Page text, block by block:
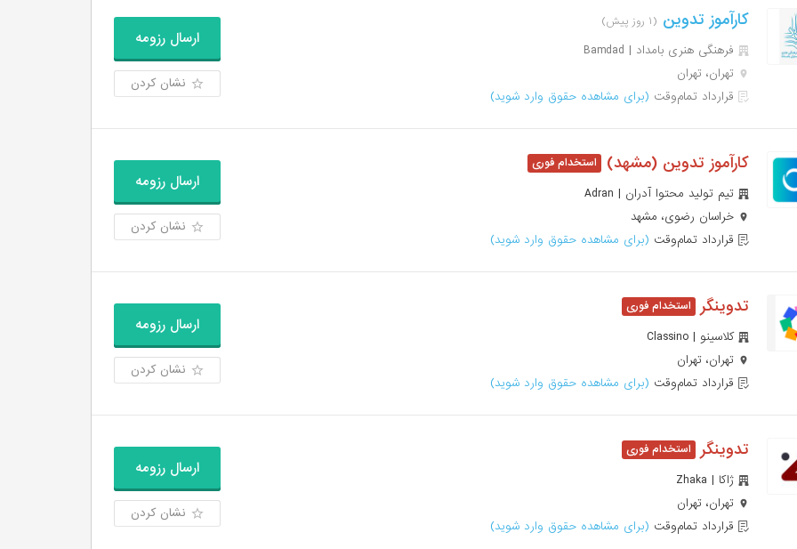
کارآموز تدوین (۱ روز پیش)
فرهنگی هنری بامداد | Bamdad
تهران، تهران
قرارداد تمام‌وقت (برای مشاهده حقوق وارد شوید)
ارسال رزومه
نشان کردن
کارآموز تدوین (مشهد)
تیم تولید محتوا آدران | Adran
خراسان رضوی، مشهد
قرارداد تمام‌وقت (برای مشاهده حقوق وارد شوید)
ارسال رزومه
نشان کردن
تدوینگر
کلاسینو | Classino
تهران، تهران
قرارداد تمام‌وقت (برای مشاهده حقوق وارد شوید)
ارسال رزومه
نشان کردن
تدوینگر
ژاکا | Zhaka
تهران، تهران
قرارداد تمام‌وقت (برای مشاهده حقوق وارد شوید)
ارسال رزومه
نشان کردن